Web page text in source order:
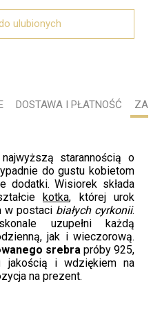
ulubionych
DOSTAWA I PŁATNOŚĆ
starannością o
do gustu kobietom
dodatki. Wisiorek składa
kotka, której urok
w postaci białych cyrkonii.
uzupełni każdą
jak i wieczorową.
srebra próby 925,
jakością i wdziękiem na
na prezent.